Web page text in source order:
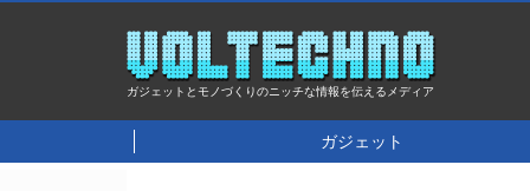
ガジェットとモノづくりのニッチな情報を伝えるメディア
ガジェット